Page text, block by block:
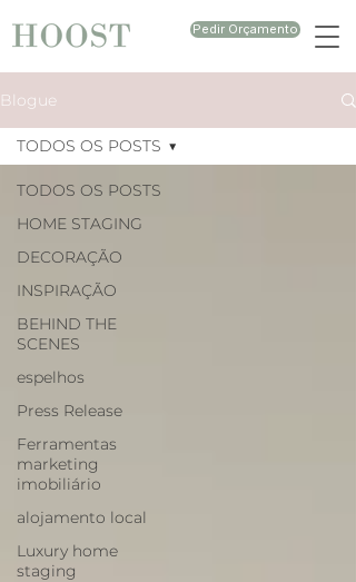
Pedir Orçamento
Blogue
TODOS OS POSTS
HOME STAGING
DECORAÇÃO
INSPIRAÇÃO
BEHIND THE
SCENES
espelhos
Press Release
Ferramentas
marketing
imobiliário
alojamento local
Luxury home
staging
TODOS OS POSTS